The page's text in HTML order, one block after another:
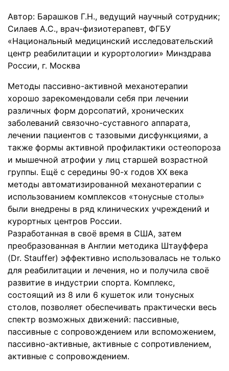
Автор: Барашков Г.Н., ведущий научный сотрудник;
Силаев А.С., врач-физиотерапевт, ФГБУ
«Национальный медицинский исследовательский
центр реабилитации и курортологии» Минздрава
России, г. Москва
Методы пассивно-активной механотерапии
хорошо зарекомендовали себя при лечении
различных форм дорсопатий, хронических
заболеваний связочно-суставного аппарата,
лечении пациентов с тазовыми дисфункциями, а
также формы активной профилактики остеопороза
и мышечной атрофии у лиц старшей возрастной
группы. Ещё с середины 90-х годов ХХ века
методы автоматизированной механотерапии с
использованием комплексов «тонусные столы»
были внедрены в ряд клинических учреждений и
курортных центров России.
Разработанная в своё время в США, затем
преобразованная в Англии методика Штауффера
(Dr. Stauffer) эффективно использовалась не только
для реабилитации и лечения, но и получила своё
развитие в индустрии спорта. Комплекс,
состоящий из 8 или 6 кушеток или тонусных
столов, позволяет обеспечивать практически весь
спектр возможных движений: пассивные,
пассивные с сопровождением или вспоможением,
пассивно-активные, активные с сопротивлением,
активные с сопровождением.